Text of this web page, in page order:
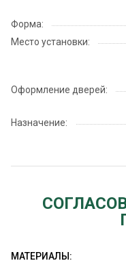
Форма:
Место установки:
Оформление дверей:
Назначение:
МАТЕРИАЛЫ: